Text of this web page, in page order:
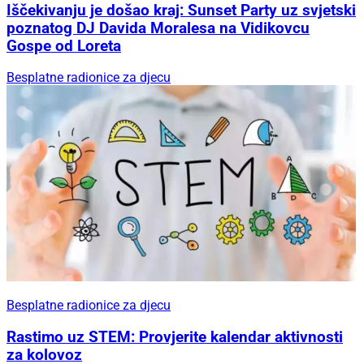
Iščekivanju je došao kraj: Sunset Party uz svjetski
poznatog DJ Davida Moralesa na Vidikovcu
Gospe od Loreta
Besplatne radionice za djecu
Besplatne radionice za djecu
Rastimo uz STEM: Provjerite kalendar aktivnosti
za kolovoz